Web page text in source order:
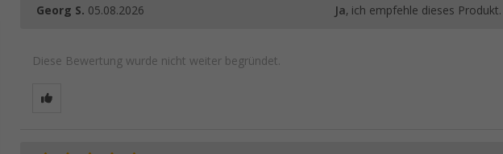
Georg S. 05.08.2026 Ja, ich empfehle dieses Produkt.
Diese Bewertung wurde nicht weiter begründet.